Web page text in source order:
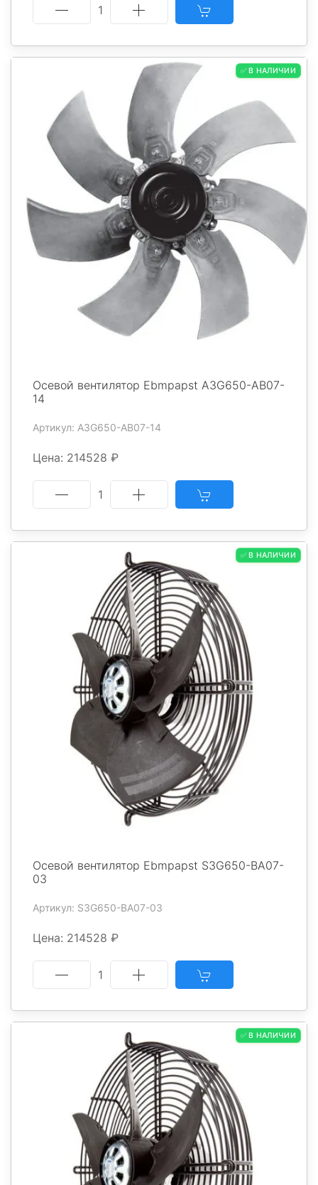
1
✅ В НАЛИЧИИ
Осевой вентилятор Ebmpapst A3G650-AB07-
14
Артикул: A3G650-AB07-14
Цена: 214528 ₽
1
✅ В НАЛИЧИИ
Осевой вентилятор Ebmpapst S3G650-BA07-
03
Артикул: S3G650-BA07-03
Цена: 214528 ₽
1
✅ В НАЛИЧИИ